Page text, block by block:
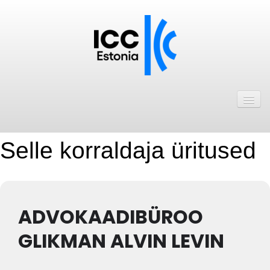
Liikmed
Astu ICC Eesti liikmeks!
Kalender
Selle korraldaja üritused
ADVOKAADIBÜROO
GLIKMAN ALVIN LEVIN